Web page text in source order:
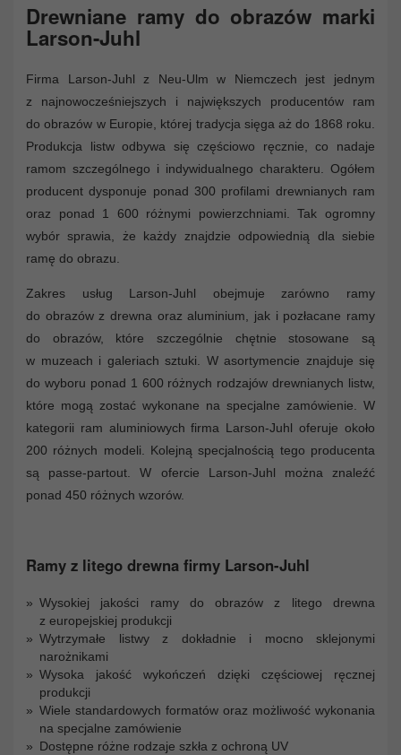
Drewniane ramy do obrazów marki
Larson-Juhl
Firma Larson-Juhl z Neu-Ulm w Niemczech jest jednym
z najnowocześniejszych i największych producentów ram
do obrazów w Europie, której tradycja sięga aż do 1868 roku.
Produkcja listw odbywa się częściowo ręcznie, co nadaje
ramom szczególnego i indywidualnego charakteru. Ogółem
producent dysponuje ponad 300 profilami drewnianych ram
oraz ponad 1 600 różnymi powierzchniami. Tak ogromny
wybór sprawia, że każdy znajdzie odpowiednią dla siebie
ramę do obrazu.
Zakres usług Larson-Juhl obejmuje zarówno ramy
do obrazów z drewna oraz aluminium, jak i pozłacane ramy
do obrazów, które szczególnie chętnie stosowane są
w muzeach i galeriach sztuki. W asortymencie znajduje się
do wyboru ponad 1 600 różnych rodzajów drewnianych listw,
które mogą zostać wykonane na specjalne zamówienie. W
kategorii ram aluminiowych firma Larson-Juhl oferuje około
200 różnych modeli. Kolejną specjalnością tego producenta
są passe-partout. W ofercie Larson-Juhl można znaleźć
ponad 450 różnych wzorów.
Ramy z litego drewna firmy Larson-Juhl
Wysokiej jakości ramy do obrazów z litego drewna
z europejskiej produkcji
Wytrzymałe listwy z dokładnie i mocno sklejonymi
narożnikami
Wysoka jakość wykończeń dzięki częściowej ręcznej
produkcji
Wiele standardowych formatów oraz możliwość wykonania
na specjalne zamówienie
Dostępne różne rodzaje szkła z ochroną UV